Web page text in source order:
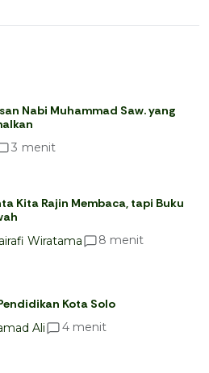
Nabi Muhammad Saw. yang
3 menit
Kita Rajin Membaca, tapi Buku
Wiratama
8 menit
Kota Solo
Ali
4 menit